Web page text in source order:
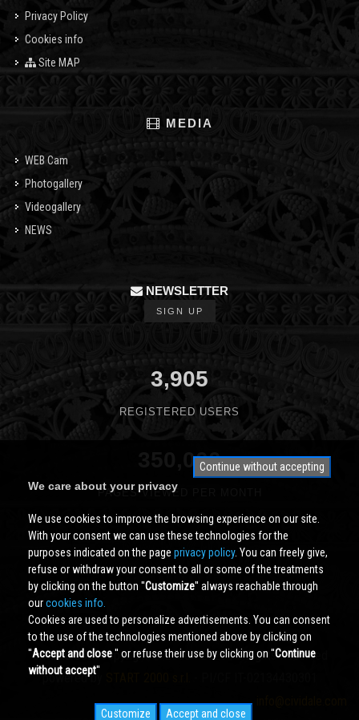
Privacy Policy
Cookies info
Site MAP
MEDIA
WEB Cam
Photogallery
Videogallery
NEWS
NEWSLETTER
SIGN UP
3,905
REGISTERED USERS
350,000
PAGES VIEWED PER MONTH
Cividale.COMCopyright © 2000 - 2026 All Rights Reserved
powered by
Continue without accepting
We care about your privacy
We use cookies to improve the browsing experience on our site.
With your consent we can use these technologies for the
purposes indicated on the page privacy policy. You can freely give,
refuse or withdraw your consent to all or some of the treatments
by clicking on the button ''Customize'' always reachable through
ourcookies info.
Cookies are used to personalize advertisements. You can consent
to the use of the technologies mentioned above by clicking on
''Accept and close'' or refuse their use by clicking on ''Continue
without accept''
Customize Accept and close